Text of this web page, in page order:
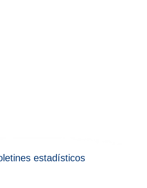
estadísticos